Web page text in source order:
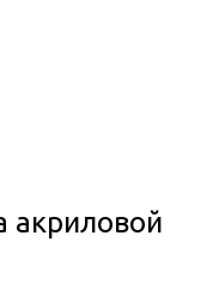
акриловой